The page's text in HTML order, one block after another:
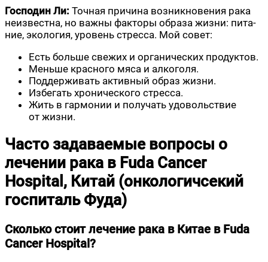
Гос­по­дин Ли: Точ­ная при­чи­на воз­ник­но­ве­ния рака
неиз­вест­на, но важ­ны фак­то­ры обра­за жиз­ни: пита­
ние, эко­ло­гия, уро­вень стрес­са. Мой совет:
Есть боль­ше све­жих и орга­ни­че­ских продуктов.
Мень­ше крас­но­го мяса и алкоголя.
Под­дер­жи­вать актив­ный образ жизни.
Избе­гать хро­ни­че­ско­го стресса.
Жить в гар­мо­нии и полу­чать удо­воль­ствие
от жизни.
Часто задаваемые вопросы о
лечении рака в Fuda Cancer
Hospital, Китай (онкологичсекий
госпиталь Фуда)
Сколько стоит лечение рака в Китае в Fuda
Cancer Hospital?